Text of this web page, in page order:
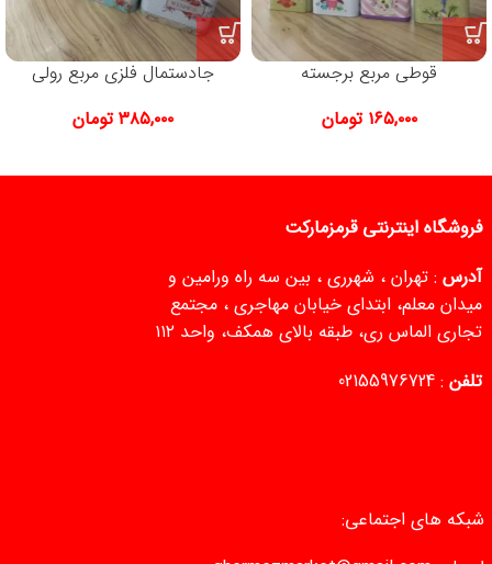
قوطی مربع برجسته
۱۶۵,۰۰۰ تومان
جادستمال فلزی مربع رولی
۳۸۵,۰۰۰ تومان
فروشگاه اینترنتی قرمزمارکت
آدرس : تهران ، شهرری ، بین سه راه ورامین و
میدان معلم، ابتدای خیابان مهاجری ، مجتمع
تجاری الماس ری، طبقه بالای همکف، واحد ۱۱۲
تلفن :
02155976724
شبکه های اجتماعی: